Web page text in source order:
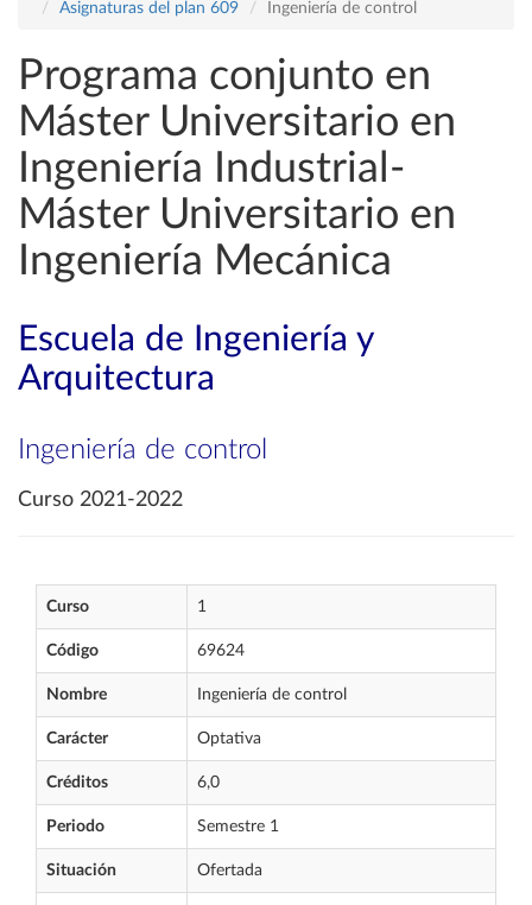
Asignaturas del plan 609
Ingeniería de control
Programa conjunto en
Máster Universitario en
Ingeniería Industrial-
Máster Universitario en
Ingeniería Mecánica
Escuela de Ingeniería y
Arquitectura
Ingeniería de control
Curso 2021-2022
Curso 1
Código 69624
Nombre Ingeniería de control
Carácter Optativa
Créditos 6,0
Periodo Semestre 1
Situación Ofertada